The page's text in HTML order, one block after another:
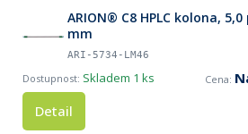
ARION® C8 HPLC kolona,
mm
ARI-5734-LM46
Skladem 1 ks
Detail